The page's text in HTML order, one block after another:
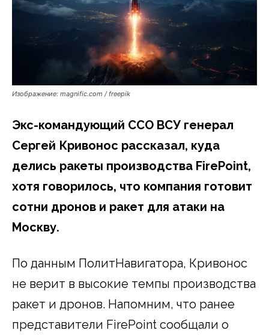
Изображение: magnific.com / freepik
Экс-командующий ССО ВСУ генерал
Сергей Кривонос рассказал, куда
делись ракеты производства FirePoint,
хотя говорилось, что компания готовит
сотни дронов и ракет для атаки на
Москву.
По данным ПолитНавигатора, Кривонос
не верит в высокие темпы производства
ракет и дронов. Напомним, что ранее
представители FirePoint сообщали о